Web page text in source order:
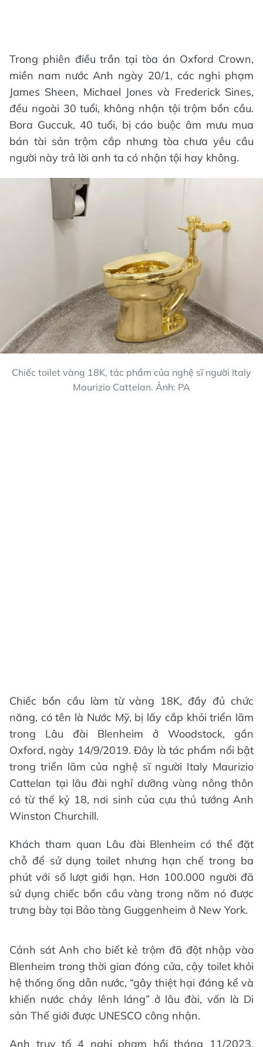
Trong phiên điều trần tại tòa án Oxford Crown,
miền nam nước Anh ngày 20/1, các nghi phạm
James Sheen, Michael Jones và Frederick Sines,
đều ngoài 30 tuổi, không nhận tội trộm bồn cầu.
Bora Guccuk, 40 tuổi, bị cáo buộc âm mưu mua
bán tài sản trộm cắp nhưng tòa chưa yêu cầu
người này trả lời anh ta có nhận tội hay không.
Chiếc toilet vàng 18K, tác phẩm của nghệ sĩ người Italy
Maurizio Cattelan. Ảnh: PA
Chiếc bồn cầu làm từ vàng 18K, đầy đủ chức
năng, có tên là Nước Mỹ, bị lấy cắp khỏi triển lãm
trong Lâu đài Blenheim ở Woodstock, gần
Oxford, ngày 14/9/2019. Đây là tác phẩm nổi bật
trong triển lãm của nghệ sĩ người Italy Maurizio
Cattelan tại lâu đài nghỉ dưỡng vùng nông thôn
có từ thế kỷ 18, nơi sinh của cựu thủ tướng Anh
Winston Churchill.
Khách tham quan Lâu đài Blenheim có thể đặt
chỗ để sử dụng toilet nhưng hạn chế trong ba
phút với số lượt giới hạn. Hơn 100.000 người đã
sử dụng chiếc bồn cầu vàng trong năm nó được
trưng bày tại Bảo tàng Guggenheim ở New York.
Cảnh sát Anh cho biết kẻ trộm đã đột nhập vào
Blenheim trong thời gian đóng cửa, cậy toilet khỏi
hệ thống ống dẫn nước, “gây thiệt hại đáng kể và
khiến nước chảy lênh láng” ở lâu đài, vốn là Di
sản Thế giới được UNESCO công nhận.
Anh truy tố 4 nghi phạm hồi tháng 11/2023.